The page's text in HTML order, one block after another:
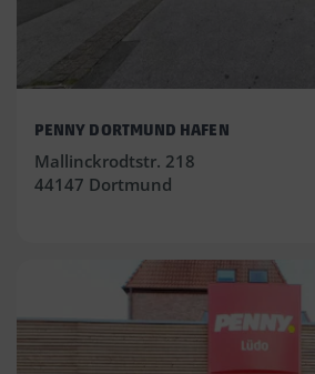
PENNY DORTMUND HAFEN
Mallinckrodtstr. 218
44147 Dortmund